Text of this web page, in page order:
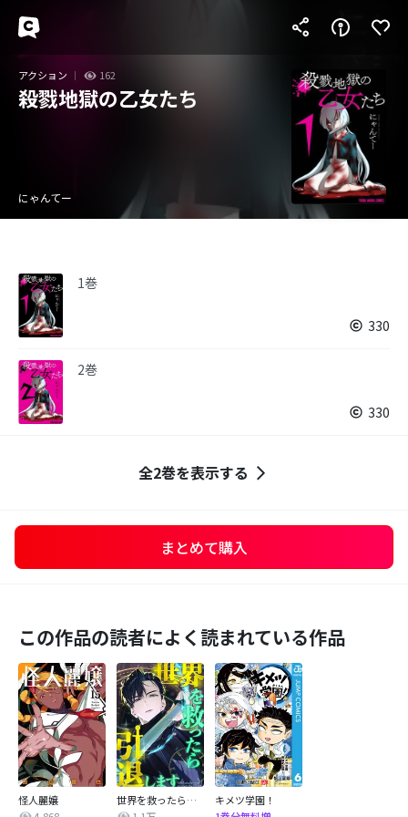
アクション 162
殺戮地獄の乙女たち
にゃんてー
1巻
330
2巻
330
全2巻を表示する
まとめて購入
この作品の読者によく読まれている作品
怪人麗嬢
世界を救ったら引退します 【タテヨミ】
キメツ学園！